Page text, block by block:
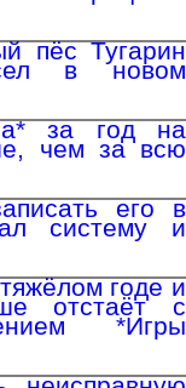
пёс Тугарин
в новом
за год на
чем за всю
его в
систему и
годе и
отстаёт с
*Игры